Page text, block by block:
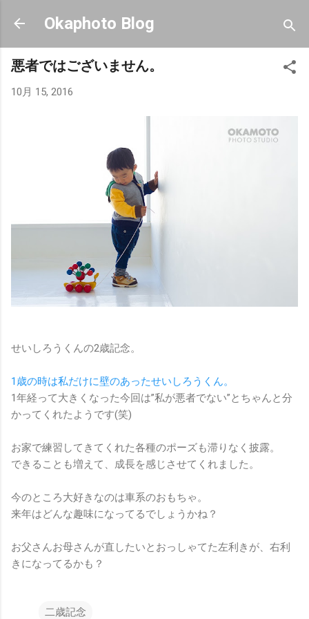
スキップしてメイン コンテンツに移動
Okaphoto Blog
悪者ではございません。
10月 15, 2016
せいしろうくんの2歳記念。
1歳の時は私だけに壁のあったせいしろうくん。
1年経って大きくなった今回は”私が悪者でない”とちゃんと分
かってくれたようです(笑)
お家で練習してきてくれた各種のポーズも滞りなく披露。
できることも増えて、成長を感じさせてくれました。
今のところ大好きなのは車系のおもちゃ。
来年はどんな趣味になってるでしょうかね？
お父さんお母さんが直したいとおっしゃてた左利きが、右利
きになってるかも？
二歳記念